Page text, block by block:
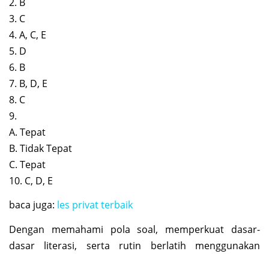
3. C
4. A, C, E
5. D
6. B
7. B, D, E
8. C
9.
A. Tepat
B. Tidak Tepat
C. Tepat
10. C, D, E
baca juga: les privat terbaik
Dengan memahami pola soal, memperkuat dasar-
dasar literasi, serta rutin berlatih menggunakan